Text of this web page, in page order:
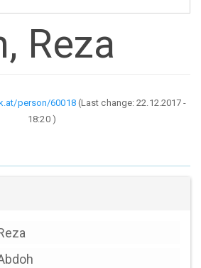
Reza
person/60018(Last change:22.12.2017 -
18:20)